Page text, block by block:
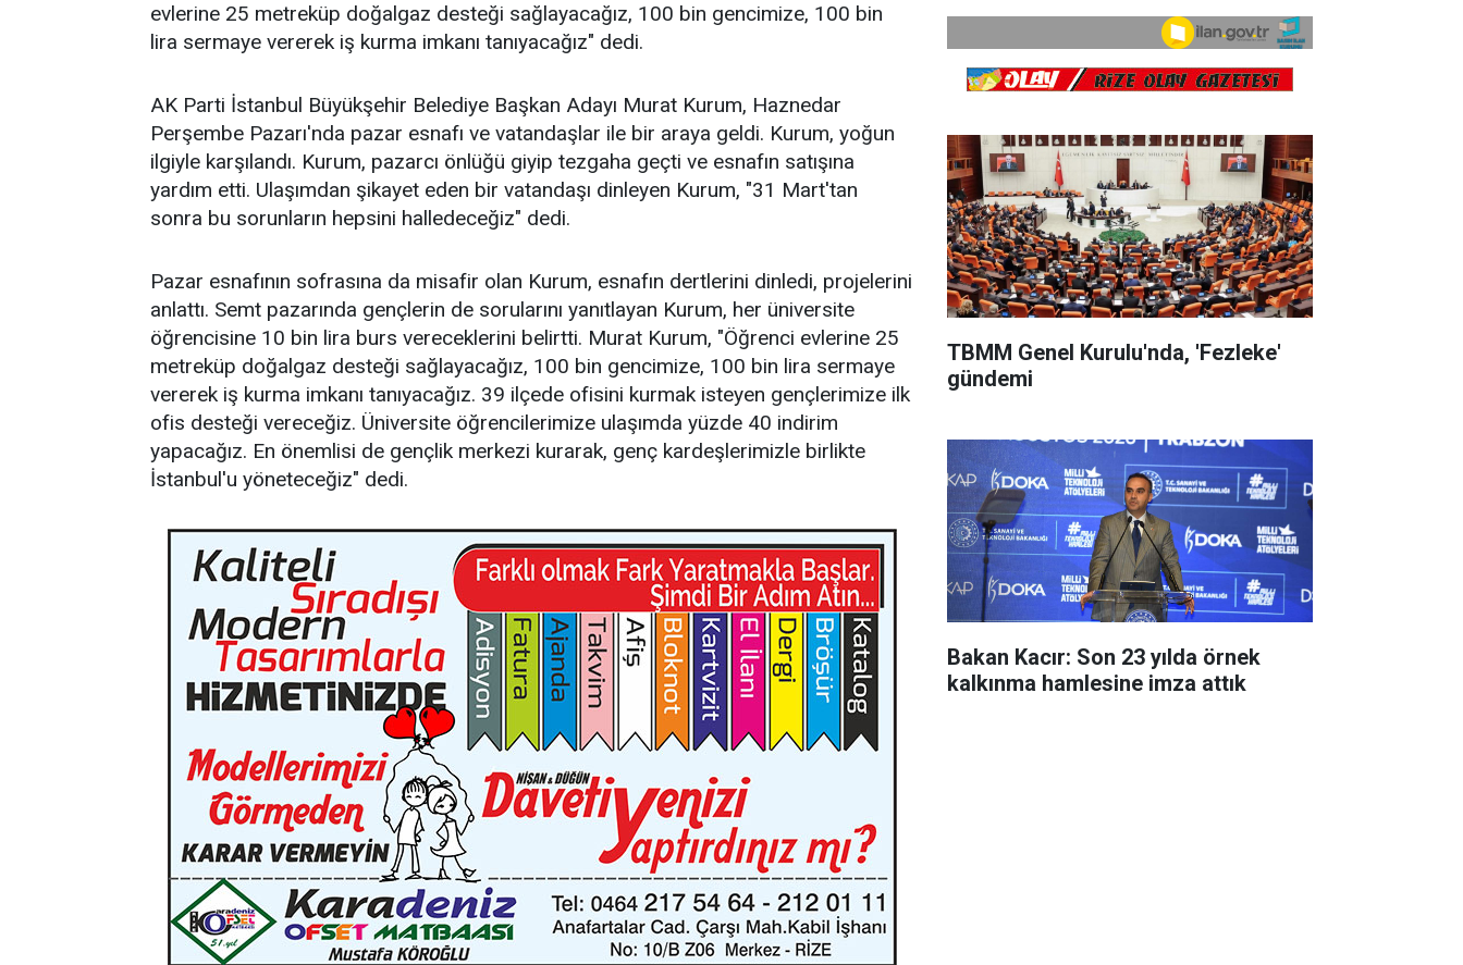
evlerine 25 metreküp doğalgaz desteği sağlayacağız, 100 bin gencimize, 100 bin
lira sermaye vererek iş kurma imkanı tanıyacağız" dedi.
AK Parti İstanbul Büyükşehir Belediye Başkan Adayı Murat Kurum, Haznedar
Perşembe Pazarı'nda pazar esnafı ve vatandaşlar ile bir araya geldi. Kurum, yoğun
ilgiyle karşılandı. Kurum, pazarcı önlüğü giyip tezgaha geçti ve esnafın satışına
yardım etti. Ulaşımdan şikayet eden bir vatandaşı dinleyen Kurum, "31 Mart'tan
sonra bu sorunların hepsini halledeceğiz" dedi.
Pazar esnafının sofrasına da misafir olan Kurum, esnafın dertlerini dinledi, projelerini
anlattı. Semt pazarında gençlerin de sorularını yanıtlayan Kurum, her üniversite
öğrencisine 10 bin lira burs vereceklerini belirtti. Murat Kurum, "Öğrenci evlerine 25
metreküp doğalgaz desteği sağlayacağız, 100 bin gencimize, 100 bin lira sermaye
vererek iş kurma imkanı tanıyacağız. 39 ilçede ofisini kurmak isteyen gençlerimize ilk
ofis desteği vereceğiz. Üniversite öğrencilerimize ulaşımda yüzde 40 indirim
yapacağız. En önemlisi de gençlik merkezi kurarak, genç kardeşlerimizle birlikte
İstanbul'u yöneteceğiz" dedi.
TBMM Genel Kurulu'nda, 'Fezleke'
gündemi
Bakan Kacır: Son 23 yılda örnek
kalkınma hamlesine imza attık